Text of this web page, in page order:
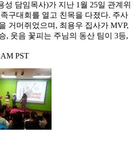
성 담임목사)가 지난 1월 25일 관계위
구대회를 열고 친목을 다졌다. 주사
거머쥐었으며, 최용우 집사가 MVP,
, 웃음 꽃피는 주님의 동산 팀이 3등,
AM PST